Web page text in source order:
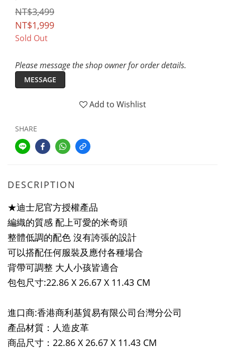
NT$3,499
NT$1,999
Sold Out
Please message the shop owner for order details.
MESSAGE
Add to Wishlist
SHARE
DESCRIPTION
★迪士尼官方授權產品
編織的質感 配上可愛的米奇頭
整體低調的配色 沒有誇張的設計
可以搭配任何服裝及應付各種場合
背帶可調整 大人小孩皆適合
包包尺寸:22.86 X 26.67 X 11.43 CM
進口商:香港商利基貿易有限公司台灣分公司
產品材質：人造皮革
商品尺寸：22.86 X 26.67 X 11.43 CM